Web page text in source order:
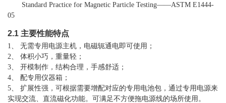
Standard Practice for Magnetic Particle Testing——ASTM E1444-
05
2.1 主要性能特点
1
无需专用电源主机，电磁轭通电即可使用；
2
体积小巧，重量轻 ；
3
开模制作 ， 结构合理， 手感舒适 ；
4
配专用仪器箱；
5 、 扩展性强，可根据需要增配对应的专用电池包，通过专用电源来
实现交流、直流磁化功能。可满足不方便拖电源线的场所使用。